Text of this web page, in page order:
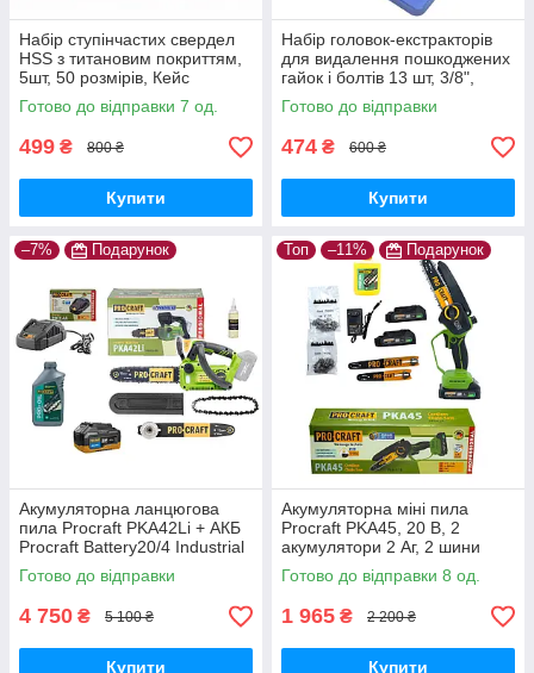
Набір ступінчастих свердел
HSS з титановим покриттям,
5шт, 50 розмірів, Кейс
Готово до відправки 7 од.
499 ₴ 800 ₴
Купити
Набір головок-екстракторів
для видалення пошкоджених
гайок і болтів 13 шт, 3/8",
хромомолібденова сталь,
Кейс
Готово до відправки
474 ₴ 600 ₴
Купити
–7% Подарунок
Акумуляторна ланцюгова
пила Procraft PKA42Li + АКБ
Procraft Battery20/4 Industrial
20В 4Аг + ЗП Procraft
Charger20/2,4A + Олива 1л
Готово до відправки
4 750 ₴ 5 100 ₴
Купити
Топ –11% Подарунок
Акумуляторна міні пила
Procraft PKA45, 20 В, 2
акумулятори 2 Аг, 2 шини
6"/8", безщіткова,
автоматичне змащення
Готово до відправки 8 од.
1 965 ₴ 2 200 ₴
Купити